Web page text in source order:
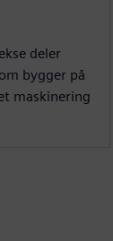
deler
bygger på
maskinering